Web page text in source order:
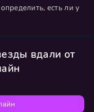
есть ли у
вдали от